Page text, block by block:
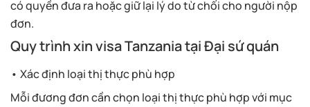
có quyền đưa ra hoặc giữ lại lý do từ chối cho người nộp
đơn.
Quy trình xin visa Tanzania tại Đại sứ quán
• Xác định loại thị thực phù hợp
Mỗi đương đơn cần chọn loại thị thực phù hợp với mục